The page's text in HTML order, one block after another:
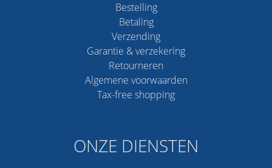
Bestelling
Betaling
Verzending
Garantie & verzekering
Retourneren
Algemene voorwaarden
Tax-free shopping
ONZE DIENSTEN